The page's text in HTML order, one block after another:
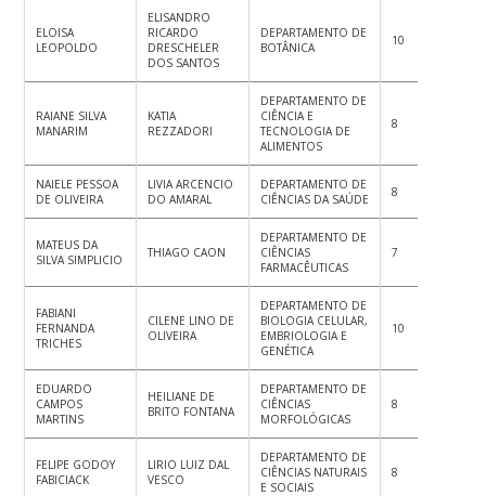
ELOISA
LEOPOLDO
ELISANDRO
RICARDO
DRESCHELER
DOS SANTOS
DEPARTAMENTO DE
BOTÂNICA
10
RAIANE SILVA
MANARIM
KATIA
REZZADORI
DEPARTAMENTO DE
CIÊNCIA E
TECNOLOGIA DE
ALIMENTOS
8
NAIELE PESSOA
DE OLIVEIRA
LIVIA ARCENCIO
DO AMARAL
DEPARTAMENTO DE
CIÊNCIAS DA SAÚDE
8
MATEUS DA
SILVA SIMPLICIO
THIAGO CAON
DEPARTAMENTO DE
CIÊNCIAS
FARMACÊUTICAS
7
FABIANI
FERNANDA
TRICHES
CILENE LINO DE
OLIVEIRA
DEPARTAMENTO DE
BIOLOGIA CELULAR,
EMBRIOLOGIA E
GENÉTICA
10
EDUARDO
CAMPOS
MARTINS
HEILIANE DE
BRITO FONTANA
DEPARTAMENTO DE
CIÊNCIAS
MORFOLÓGICAS
8
FELIPE GODOY
FABICIACK
LIRIO LUIZ DAL
VESCO
DEPARTAMENTO DE
CIÊNCIAS NATURAIS
E SOCIAIS
8